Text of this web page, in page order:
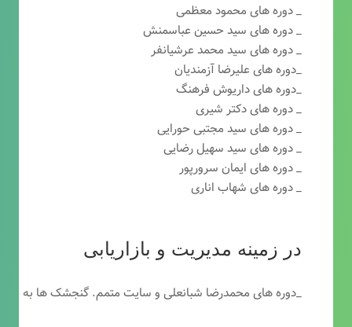
_ دوره های محمود معظمی
_ دوره های سید حسین عباسمنش
_ دوره های سید محمد عرشیانفر
_دوره های علیرضا آزمندیان
_دوره های داریوش فرهنگ
_ دوره های دکتر شیری
_ دوره های سید مجتبی حورایی
_ دوره های سید سهیل رضایی
_ دوره های ایمان سرورپور
_ دوره های شهاب اناری
در زمینه مدیریت و بازاریابی
_دوره های محمدرضا شبانعلی و سایت متمم. گنجشک ها به